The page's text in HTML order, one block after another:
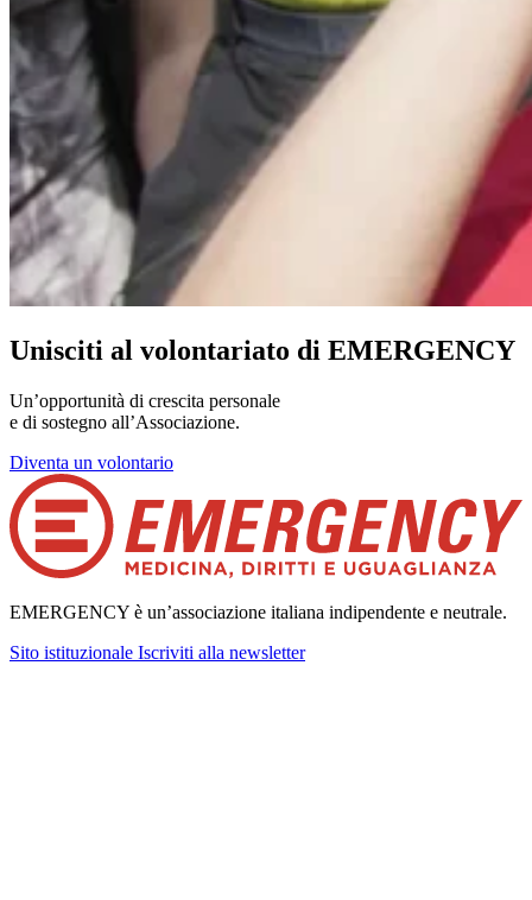
Unisciti al volontariato di EMERGENCY
Un’opportunità di crescita personale
e di sostegno all’Associazione.
Diventa un volontario
EMERGENCY è un’associazione italiana indipendente e neutrale.
Sito istituzionale Iscriviti alla newsletter